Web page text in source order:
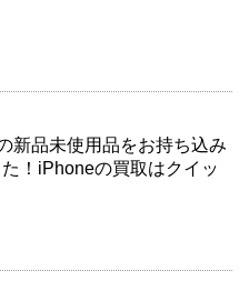
新品未使用品をお持ち込み
！iPhoneの買取はクイッ